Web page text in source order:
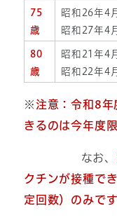
75
歳
昭和26年4
昭和27年4
80
歳
昭和21年4
昭和22年4
※ 注意：令和8年
きるのは今年度限
なお、
クチンが接種で
定回数）のみです